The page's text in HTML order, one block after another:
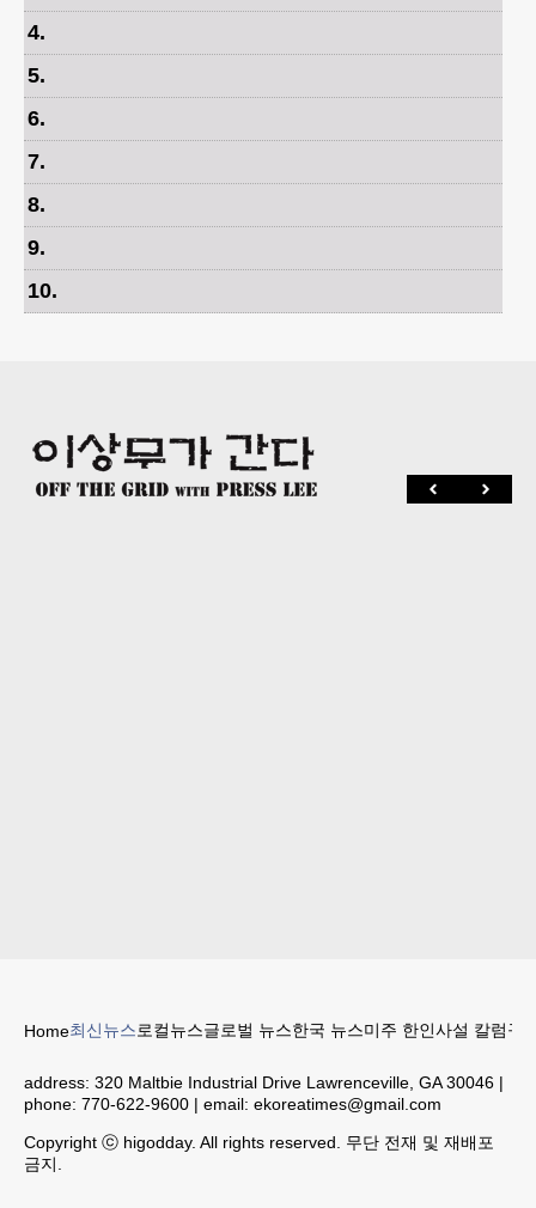
4.
5.
6.
7.
8.
9.
10.
Home최신뉴스로컬뉴스글로벌 뉴스한국 뉴스미주 한인사설 칼럼구
address: 320 Maltbie Industrial Drive Lawrenceville, GA 30046 |
phone: 770-622-9600 | email: ekoreatimes@gmail.com
Copyright ⓒ higodday. All rights reserved. 무단 전재 및 재배포
금지.